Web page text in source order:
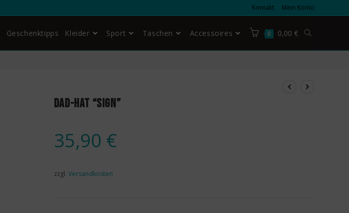
Kontakt Mein Konto
Geschenktipps Kleider Sport Taschen Accessoires 0 0,00 €
Dad-Hat “Sign”
35,90 €
zzgl. Versandkosten